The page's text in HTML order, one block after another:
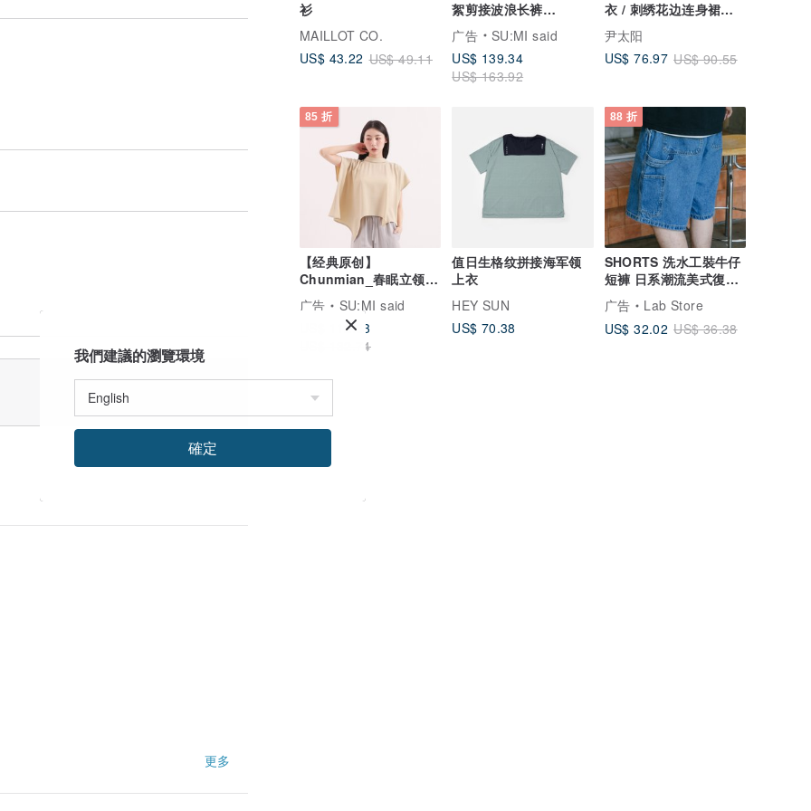
衫
MAILLOT CO.
US$ 43.22 US$ 49.11
絮剪接波浪长裤
_CLB015_卡其
广告
SU:MI said
US$ 139.34
US$ 163.92
衣 / 刺绣花边连身裙套
装
尹太阳
US$ 76.97 US$ 90.55
85 折
【经典原创】
Chunmian_春眠立领变
化上衣_CLT021_芥末黄
广告
SU:MI said
US$ 112.83
US$ 132.74
值日生格纹拼接海军领
上衣
HEY SUN
US$ 70.38
88 折
SHORTS 洗水工裝牛仔
短褲 日系潮流美式復古
多袋單寧夏季休閒褲
广告
Lab Store
US$ 32.02 US$ 36.38
更多
我們建議的瀏覽環境
確定